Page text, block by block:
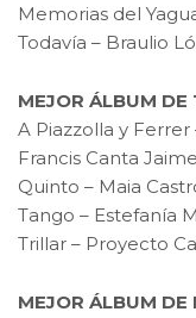
Memorias del
Todavía – Braulio
MEJOR ÁLBUM DE
A Piazzolla y
Francis Canta
Quinto – Maia
Tango – Estefanía
Trillar – Proyecto
MEJOR ÁLBUM